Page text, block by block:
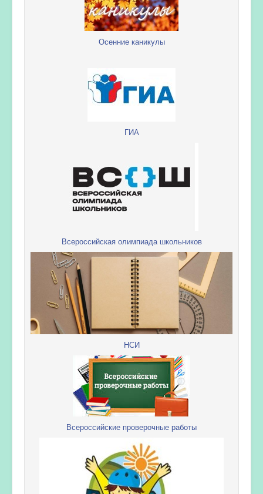
Осенние каникулы
ГИА
Всероссийская олимпиада школьников
НСИ
Всероссийские проверочные работы